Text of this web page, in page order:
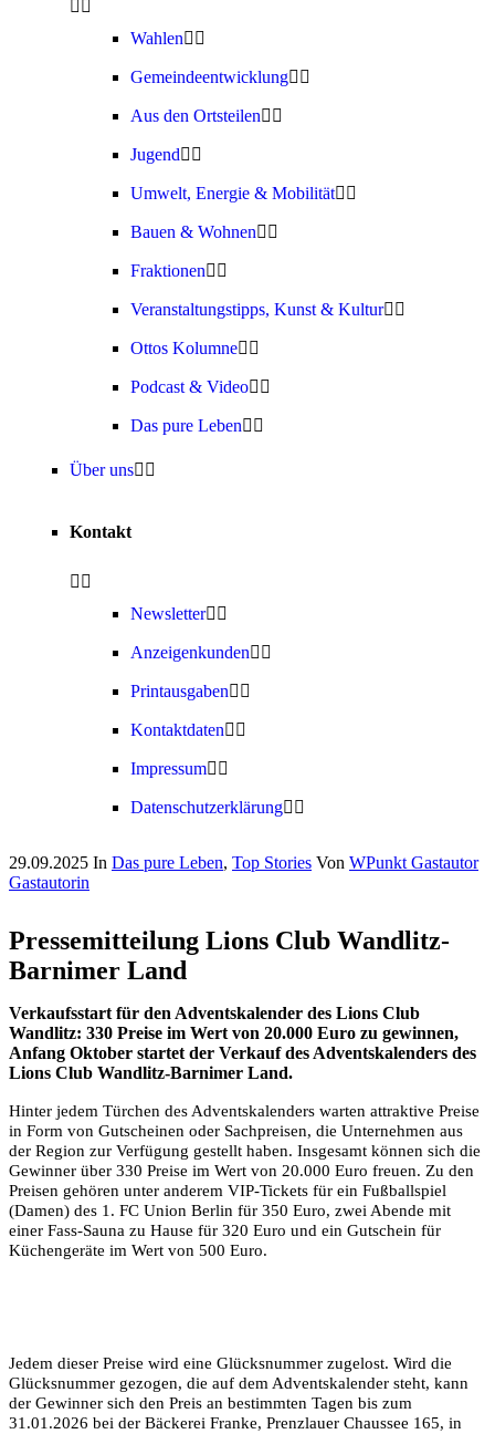
Wahlen
Gemeindeentwicklung
Aus den Ortsteilen
Jugend
Umwelt, Energie & Mobilität
Bauen & Wohnen
Fraktionen
Veranstaltungstipps, Kunst & Kultur
Ottos Kolumne
Podcast & Video
Das pure Leben
Über uns
Kontakt
Newsletter
Anzeigenkunden
Printausgaben
Kontaktdaten
Impressum
Datenschutzerklärung
29.09.2025 In Das pure Leben, Top Stories Von WPunkt Gastautor
Gastautorin
Pressemitteilung Lions Club Wandlitz-
Barnimer Land
Verkaufsstart für den Adventskalender des Lions Club
Wandlitz: 330 Preise im Wert von 20.000 Euro zu gewinnen,
Anfang Oktober startet der Verkauf des Adventskalenders des
Lions Club Wandlitz-Barnimer Land.
Hinter jedem Türchen des Adventskalenders warten attraktive Preise
in Form von Gutscheinen oder Sachpreisen, die Unternehmen aus
der Region zur Verfügung gestellt haben. Insgesamt können sich die
Gewinner über 330 Preise im Wert von 20.000 Euro freuen. Zu den
Preisen gehören unter anderem VIP-Tickets für ein Fußballspiel
(Damen) des 1. FC Union Berlin für 350 Euro, zwei Abende mit
einer Fass-Sauna zu Hause für 320 Euro und ein Gutschein für
Küchengeräte im Wert von 500 Euro.
Jedem dieser Preise wird eine Glücksnummer zugelost. Wird die
Glücksnummer gezogen, die auf dem Adventskalender steht, kann
der Gewinner sich den Preis an bestimmten Tagen bis zum
31.01.2026 bei der Bäckerei Franke, Prenzlauer Chaussee 165, in